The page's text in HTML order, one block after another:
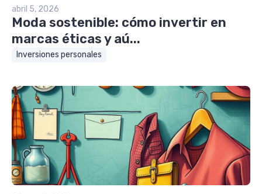
abril 5, 2026
Moda sostenible: cómo invertir en
marcas éticas y aú...
Inversiones personales